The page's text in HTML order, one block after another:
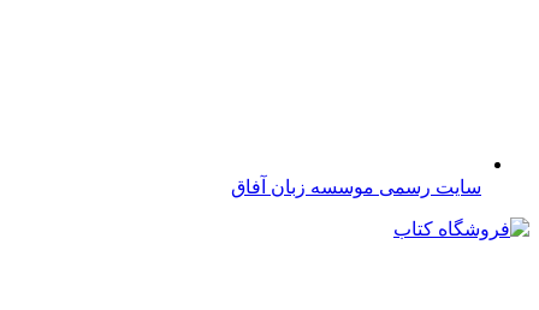
سایت رسمی موسسه زبان آفاق